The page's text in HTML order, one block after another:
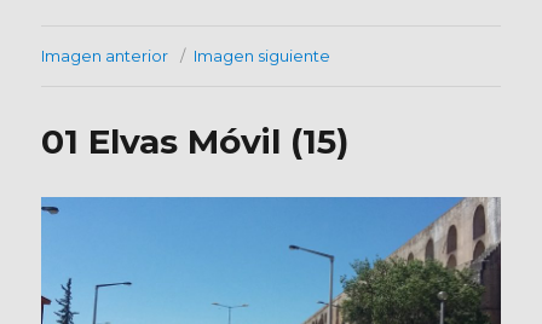
Imagen anterior Imagen siguiente
01 Elvas Móvil (15)